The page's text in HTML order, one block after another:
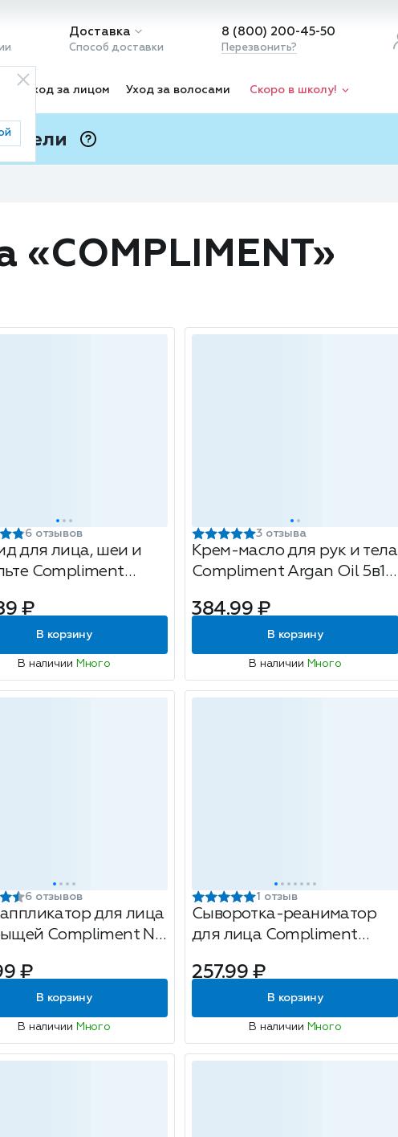
Доставка
Способ доставки
8 (800) 200-45-50
Перезвонить?
Уход за лицом Уход за волосами Скоро в школу!
«COMPLIMENT»
6 отзывов
для лица, шеи и
Compliment
50мл
₽
В корзину
В наличии Много
3 отзыва
Крем-масло для рук и тела
Compliment Argan Oil 5в1
восстановление, 400мл
384.99 ₽
В корзину
В наличии Много
6 отзывов
аппликатор для лица
Compliment No
₽
В корзину
В наличии Много
1 отзыв
Сыворотка-реаниматор
для лица Compliment
Восстанавливающая, 25
257.99 ₽
В корзину
В наличии Много